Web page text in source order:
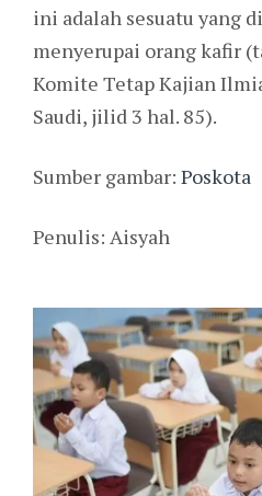
ini adalah sesuatu yang
menyerupai orang kafir
Komite Tetap Kajian
Saudi, jilid 3 hal. 85).
Sumber gambar: Poskota
Penulis: Aisyah